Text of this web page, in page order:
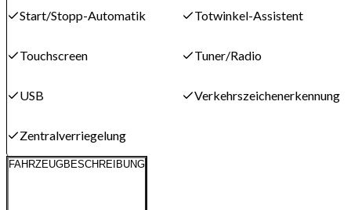
Start/Stopp-Automatik Totwinkel-Assistent
Touchscreen Tuner/Radio
USB Verkehrszeichenerkennung
Zentralverriegelung
FAHRZEUGBESCHREIBUNG